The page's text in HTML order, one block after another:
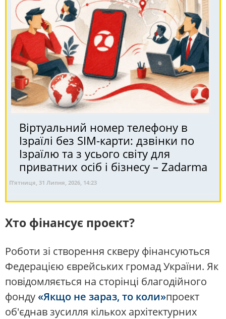
Віртуальний номер телефону в
Ізраїлі без SIM-карти: дзвінки по
Ізраїлю та з усього світу для
приватних осіб і бізнесу – Zadarma
П’ятниця, 31 Липня, 2026, 14:23
Хто фінансує проект?
Роботи зі створення скверу фінансуються
Федерацією єврейських громад України. Як
повідомляється на сторінці благодійного
фонду«Якщо не зараз, то коли»проект
об'єднав зусилля кількох архітектурних